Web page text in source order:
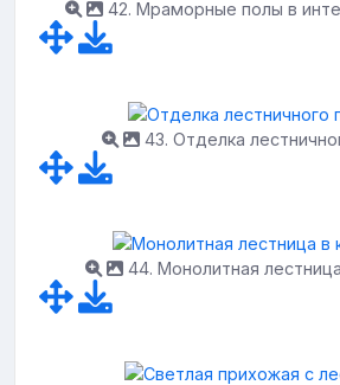
42. Мраморные полы в
43. Отделка
44. Монолитная